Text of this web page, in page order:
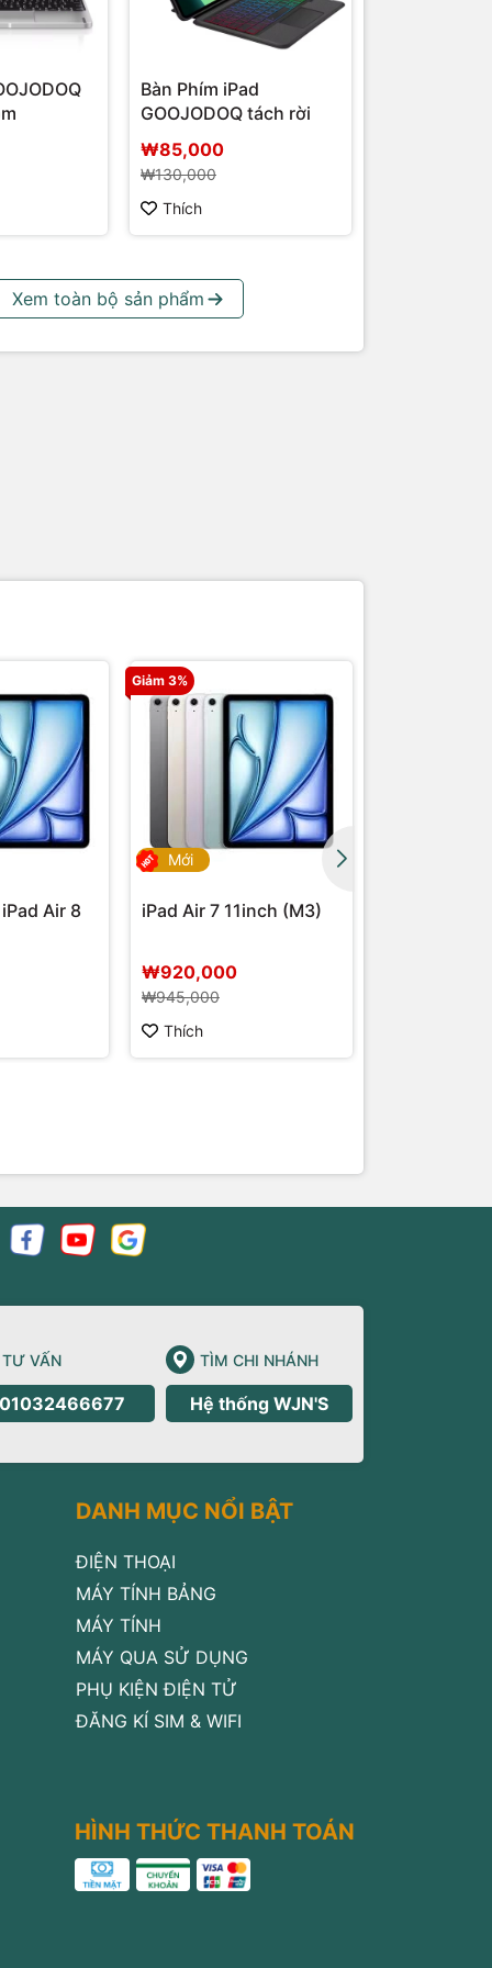
Bàn Phím iPad
GOOJODOQ tách rời
₩85,000
₩130,000
Thích
Xem toàn bộ sản phẩm
Air 8
Mới
Giảm 3%
iPad Air 7 11inch (M3)
₩920,000
₩945,000
Thích
TƯ VẤN
01032466677
TÌM CHI NHÁNH
Hệ thống WJN'S
DANH MỤC NỔI BẬT
ĐIỆN THOẠI
MÁY TÍNH BẢNG
MÁY TÍNH
MÁY QUA SỬ DỤNG
PHỤ KIỆN ĐIỆN TỬ
ĐĂNG KÍ SIM & WIFI
HÌNH THỨC THANH TOÁN